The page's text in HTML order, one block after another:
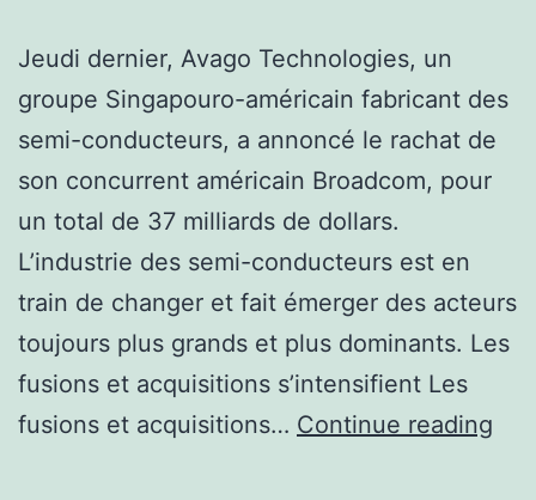
Jeudi dernier, Avago Technologies, un
groupe Singapouro-américain fabricant des
semi-conducteurs, a annoncé le rachat de
son concurrent américain Broadcom, pour
un total de 37 milliards de dollars.
L’industrie des semi-conducteurs est en
train de changer et fait émerger des acteurs
toujours plus grands et plus dominants. Les
fusions et acquisitions s’intensifient Les
fusions et acquisitions… Continue reading